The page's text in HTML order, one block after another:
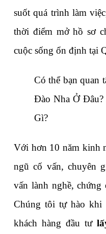
suốt quá trình làm
thời điểm mở hồ sơ
cuộc sống ổn định tại
Có thể bạn quan
Đào Nha Ở
Gì?
Với hơn 10 năm kinh
ngũ cố vấn, chuyên
vấn lành nghề,
Chúng tôi tự hào khi
khách hàng đầu tư